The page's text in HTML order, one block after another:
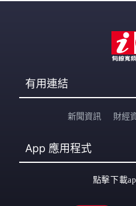
有用連結
新聞資訊 財經
App 應用程式
點擊下載